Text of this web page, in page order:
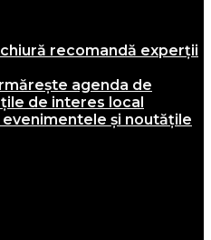
recomandă experții
agenda de
de interes local
și noutățile